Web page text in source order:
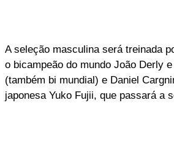
A seleção masculina será treinada
o bicampeão do mundo João Derly
(também bi mundial) e Daniel
japonesa Yuko Fujii, que passará a